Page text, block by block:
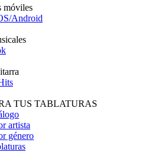
móviles
Android
TUS TABLATURAS
artista
género